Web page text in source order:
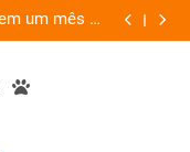
um mês de
e conexão
“Led